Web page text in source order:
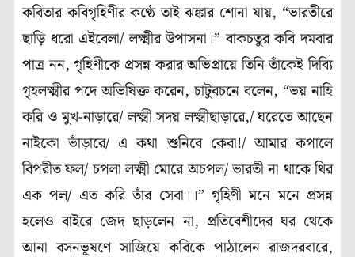
কবিতার কবিগৃহিণীর কণ্ঠে তাই ঝঙ্কার শোনা যায়, “ভারতীরে
ছাড়ি ধরো এইবেলা/ লক্ষ্মীর উপাসনা।” বাকচতুর কবি দমবার
পাত্র নন, গৃহিণীকে প্রসন্ন করার অভিপ্রায়ে তিনি তাঁকেই দিব্যি
গৃহলক্ষ্মীর পদে অভিষিক্ত করেন, চাটুবচনে বলেন, “ভয় নাহি
করি ও মুখ-নাড়ারে/ লক্ষ্মী সদয় লক্ষ্মীছাড়ারে,/ ঘরেতে আছেন
নাইকো ভাঁড়ারে/ এ কথা শুনিবে কেবা!/ আমার কপালে
বিপরীত ফল/ চপলা লক্ষ্মী মোরে অচপল/ ভারতী না থাকে থির
এক পল/ এত করি তাঁর সেবা।।” গৃহিণী মনে মনে প্রসন্ন
হলেও বাইরে জেদ ছাড়লেন না, প্রতিবেশীদের ঘর থেকে
আনা বসনভূষণে সাজিয়ে কবিকে পাঠালেন রাজদরবারে,